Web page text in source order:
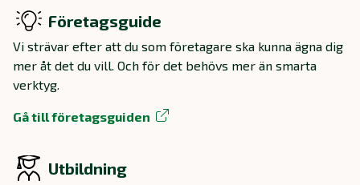
Företagsguide
Vi strävar efter att du som företagare ska kunna ägna dig
mer åt det du vill. Och för det behövs mer än smarta
verktyg.
Gå till företagsguiden
Utbildning